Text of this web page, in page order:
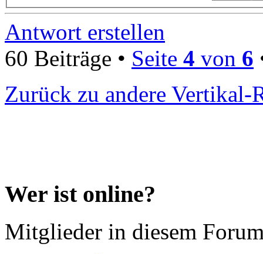
Antwort erstellen
60 Beiträge • Seite 4 von 6
Zurück zu andere Vertikal-
Wer ist online?
Mitglieder in diesem